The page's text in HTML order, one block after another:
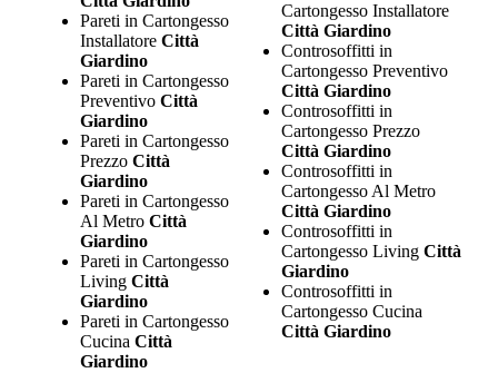
Pareti in Cartongesso
Installatore Città
Giardino
Pareti in Cartongesso
Preventivo Città
Giardino
Pareti in Cartongesso
Prezzo Città
Giardino
Pareti in Cartongesso
Al Metro Città
Giardino
Pareti in Cartongesso
Living Città
Giardino
Pareti in Cartongesso
Cucina Città
Giardino
Cartongesso Installatore
Città Giardino
Controsoffitti in
Cartongesso Preventivo
Città Giardino
Controsoffitti in
Cartongesso Prezzo
Città Giardino
Controsoffitti in
Cartongesso Al Metro
Città Giardino
Controsoffitti in
Cartongesso LivingCittà
Giardino
Controsoffitti in
Cartongesso Cucina
Città Giardino